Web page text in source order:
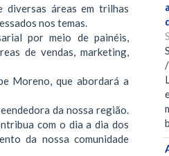
diversas áreas em trilhas
nos temas.
por meio de painéis,
de vendas, marketing,
Moreno, que abordará a
da nossa região.
com o dia a dia dos
da nossa comunidade